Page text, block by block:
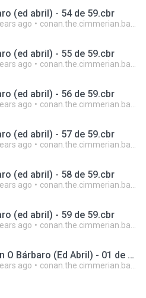
(ed abril) - 54 de 59.cbr
ago conan.the.cimmerian.barbarian
(ed abril) - 55 de 59.cbr
ago conan.the.cimmerian.barbarian
(ed abril) - 56 de 59.cbr
ago conan.the.cimmerian.barbarian
(ed abril) - 57 de 59.cbr
ago conan.the.cimmerian.barbarian
(ed abril) - 58 de 59.cbr
ago conan.the.cimmerian.barbarian
(ed abril) - 59 de 59.cbr
ago conan.the.cimmerian.barbarian
Copy of Conan O Bárbaro (Ed Abril) - 01 de 59.cbr
ago conan.the.cimmerian.barbarian